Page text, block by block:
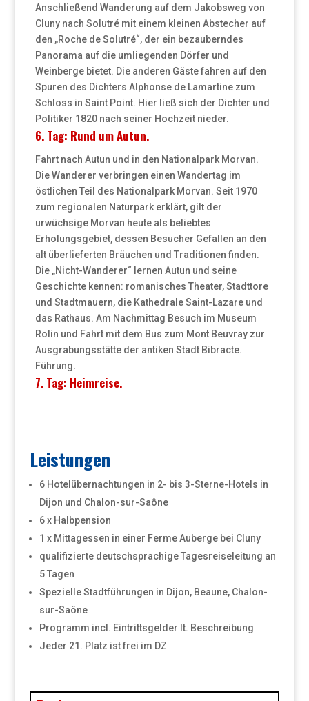
Anschließend Wanderung auf dem Jakobsweg von
Cluny nach Solutré mit einem kleinen Abstecher auf
den „Roche de Solutré“, der ein bezauberndes
Panorama auf die umliegenden Dörfer und
Weinberge bietet. Die anderen Gäste fahren auf den
Spuren des Dichters Alphonse de Lamartine zum
Schloss in Saint Point. Hier ließ sich der Dichter und
Politiker 1820 nach seiner Hochzeit nieder.
6. Tag: Rund um Autun.
Fahrt nach Autun und in den Nationalpark Morvan.
Die Wanderer verbringen einen Wandertag im
östlichen Teil des Nationalpark Morvan. Seit 1970
zum regionalen Naturpark erklärt, gilt der
urwüchsige Morvan heute als beliebtes
Erholungsgebiet, dessen Besucher Gefallen an den
alt überlieferten Bräuchen und Traditionen finden.
Die „Nicht-Wanderer“ lernen Autun und seine
Geschichte kennen: romanisches Theater, Stadttore
und Stadtmauern, die Kathedrale Saint-Lazare und
das Rathaus. Am Nachmittag Besuch im Museum
Rolin und Fahrt mit dem Bus zum Mont Beuvray zur
Ausgrabungsstätte der antiken Stadt Bibracte.
Führung.
7. Tag: Heimreise.
Leistungen
6 Hotelübernachtungen in 2- bis 3-Sterne-Hotels in
Dijon und Chalon-sur-Saône
6 x Halbpension
1 x Mittagessen in einer Ferme Auberge bei Cluny
qualifizierte deutschsprachige Tagesreiseleitung an
5 Tagen
Spezielle Stadtführungen in Dijon, Beaune, Chalon-
sur-Saône
Programm incl. Eintrittsgelder lt. Beschreibung
Jeder 21. Platz ist frei im DZ